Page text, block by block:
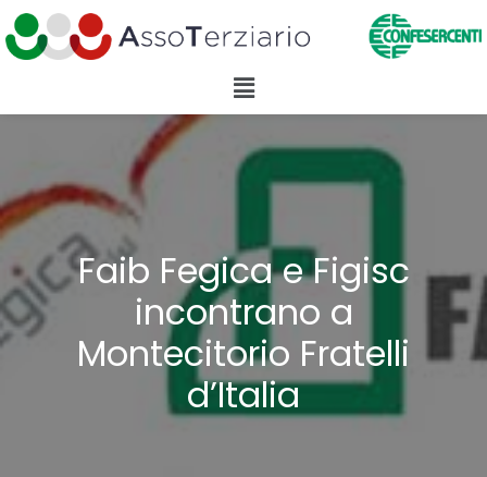
Faib Fegica e Figisc
incontrano a
Montecitorio Fratelli
d’Italia